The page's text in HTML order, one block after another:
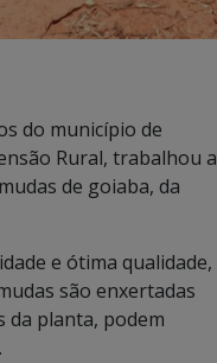
do município de
Rural, trabalhou a
de goiaba, da
e ótima qualidade,
são enxertadas
da planta, podem